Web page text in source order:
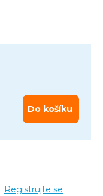
Do košíku
Registrujte se